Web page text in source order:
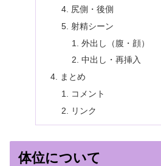
尻側・後側
射精シーン
外出し（腹・顔）
中出し・再挿入
まとめ
コメント
リンク
体位について